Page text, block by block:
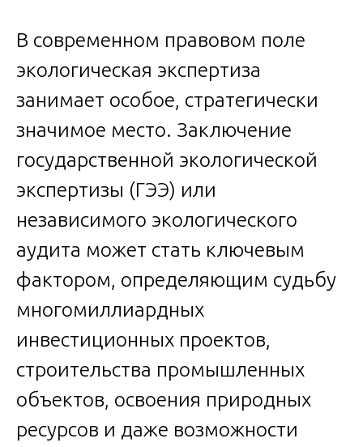
В современном правовом поле
экологическая экспертиза
занимает особое, стратегически
значимое место. Заключение
государственной экологической
экспертизы (ГЭЭ) или
независимого экологического
аудита может стать ключевым
фактором, определяющим судьбу
многомиллиардных
инвестиционных проектов,
строительства промышленных
объектов, освоения природных
ресурсов и даже возможности